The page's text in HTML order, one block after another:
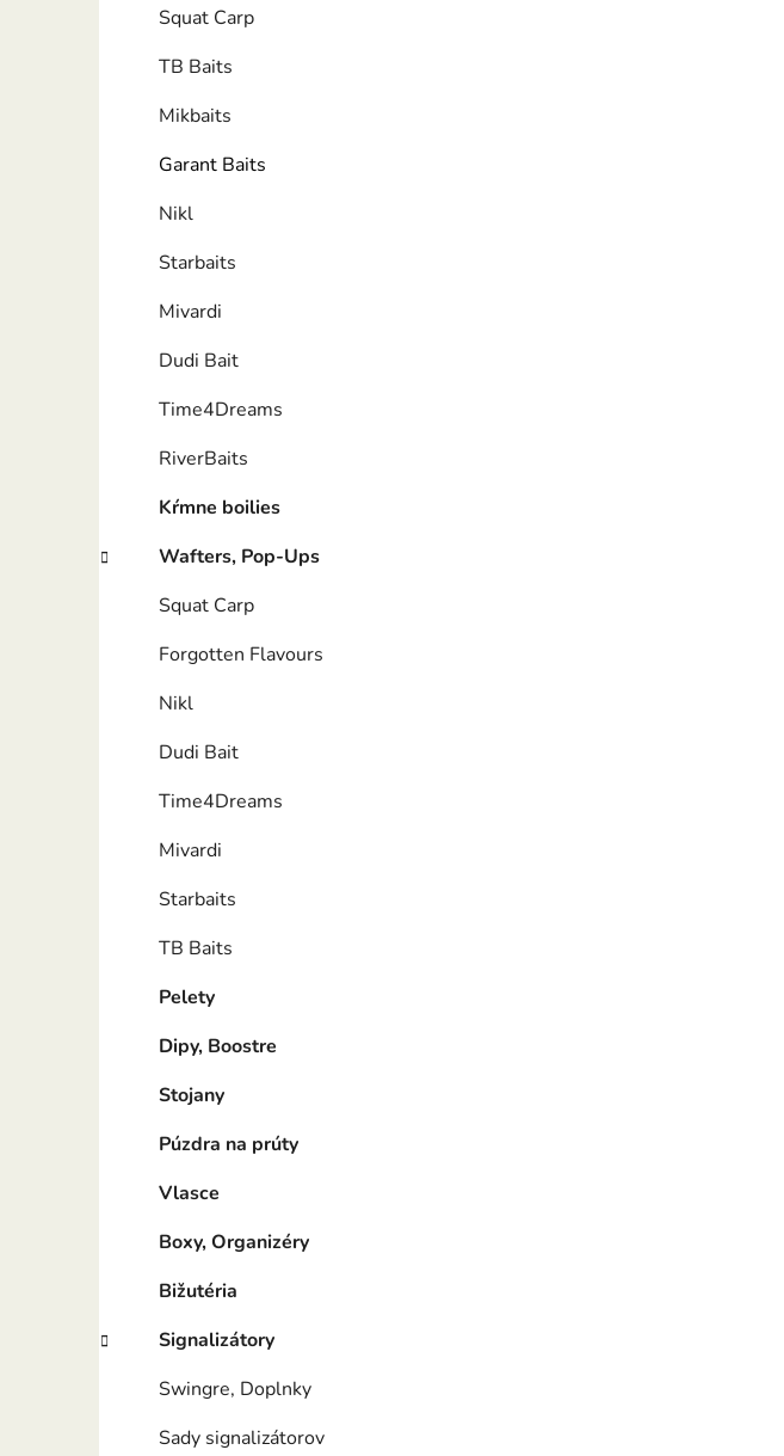
Squat Carp
TB Baits
Mikbaits
Garant Baits
Nikl
Starbaits
Mivardi
Dudi Bait
Time4Dreams
RiverBaits
Kŕmne boilies
Wafters, Pop-Ups
Squat Carp
Forgotten Flavours
Nikl
Dudi Bait
Time4Dreams
Mivardi
Starbaits
TB Baits
Pelety
Dipy, Boostre
Stojany
Púzdra na prúty
Vlasce
Boxy, Organizéry
Bižutéria
Signalizátory
Swingre, Doplnky
Sady signalizátorov